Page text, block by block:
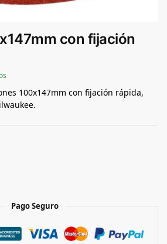
con fijación
100x147mm con fijación rápida,
Pago Seguro